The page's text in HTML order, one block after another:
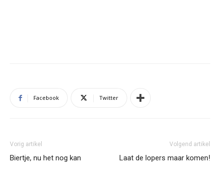
Facebook Twitter
Vorig artikel
Biertje, nu het nog kan
Volgend artikel
Laat de lopers maar komen!